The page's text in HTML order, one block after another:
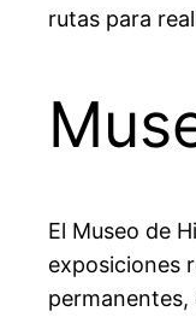
rutas para
El Museo de
exposiciones